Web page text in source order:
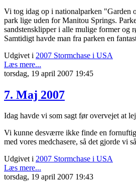
Vi tog idag op i nationalparken "Garden
park lige uden for Manitou Springs.
sandstensklipper i alle mulige former og
Samtidigt havde man fra parken en
Udgivet i 2007 Stormchase i USA
Læs mere...
torsdag, 19 april 2007 19:45
7. Maj 2007
Idag havde vi som sagt før overvejet at
Vi kunne desværre ikke finde en
med vores medchasere, så det gjorde vi
Udgivet i 2007 Stormchase i USA
Læs mere...
torsdag, 19 april 2007 19:43